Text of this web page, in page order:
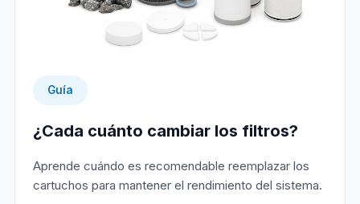
Guía
¿Cada cuánto cambiar los filtros?
Aprende cuándo es recomendable reemplazar los
cartuchos para mantener el rendimiento del sistema.